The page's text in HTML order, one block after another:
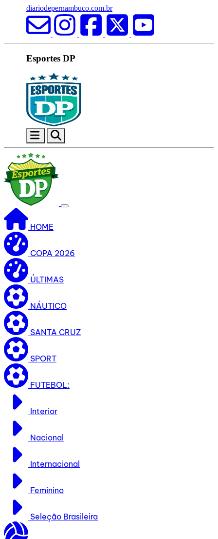
diariodepernambuco.com.br
Esportes DP
HOME
COPA 2026
ÚLTIMAS
NÁUTICO
SANTA CRUZ
SPORT
FUTEBOL:
Interior
Nacional
Internacional
Feminino
Seleção Brasileira